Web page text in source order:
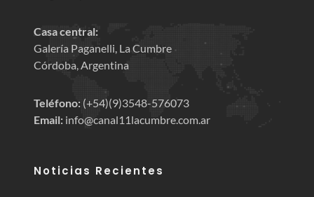
Casa central:
Galería Paganelli, La Cumbre
Córdoba, Argentina
Teléfono: (+54)(9)3548-576073
Email: info@canal11lacumbre.com.ar
Noticias Recientes